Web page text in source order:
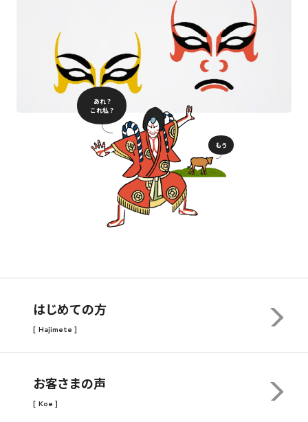
あれ？
これ私？
もう
はじめての方
[ Hajimete ]
お客さまの声
[ Koe ]